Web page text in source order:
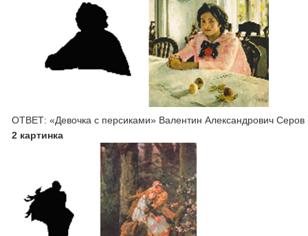
ОТВЕТ: «Девочка с персиками» Валентин Александрович Серов
2 картинка